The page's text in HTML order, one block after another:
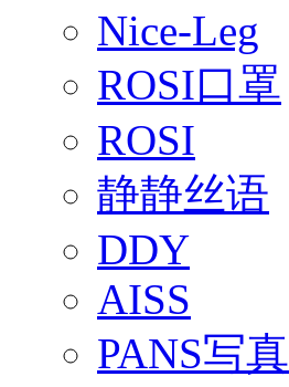
Nice-Leg
ROSI口罩
ROSI
静静丝语
DDY
AISS
PANS写真